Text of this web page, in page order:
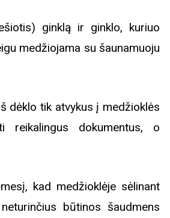
Biblioteka kviečia į renginius
ginklą ir ginklo, kuriuo
medžiojama su šaunamuoju
dėklo tik atvykus į medžioklės
reikalingus dokumentus, o
kad medžioklėje sėlinant
būtinos šaudmens